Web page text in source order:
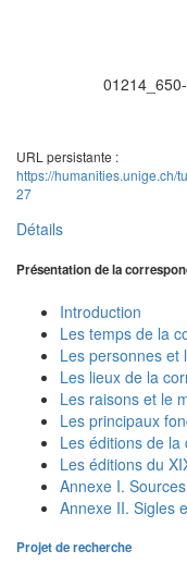
URL persistante :
https://humanities.unige.ch/
27
Détails
Présentation de la
Introduction
Les temps de la
Les personnes et
Les lieux de la
Les raisons et le
Les principaux
Les éditions de
Les éditions du
Annexe I.
Annexe II. Sigles
Projet de recherche